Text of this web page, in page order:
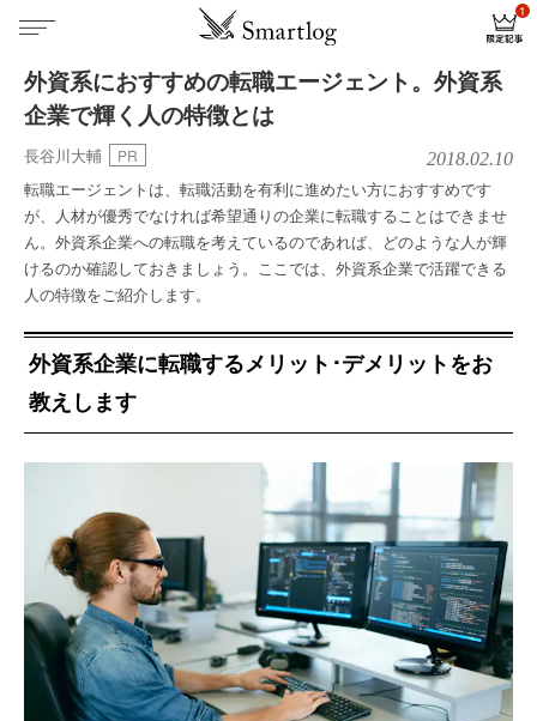
外資系におすすめの転職エージェント。外資系
企業で輝く人の特徴とは
長谷川大輔 PR 2018.02.10
転職エージェントは、転職活動を有利に進めたい方におすすめです
が、人材が優秀でなければ希望通りの企業に転職することはできませ
ん。外資系企業への転職を考えているのであれば、どのような人が輝
けるのか確認しておきましょう。ここでは、外資系企業で活躍できる
人の特徴をご紹介します。
外資系企業に転職するメリット･デメリットをお
教えします